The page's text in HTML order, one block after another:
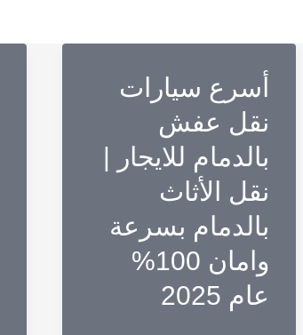
أسرع سيارات
نقل عفش
بالدمام للايجار |
نقل الأثاث
بالدمام بسرعة
وامان 100%
عام 2025